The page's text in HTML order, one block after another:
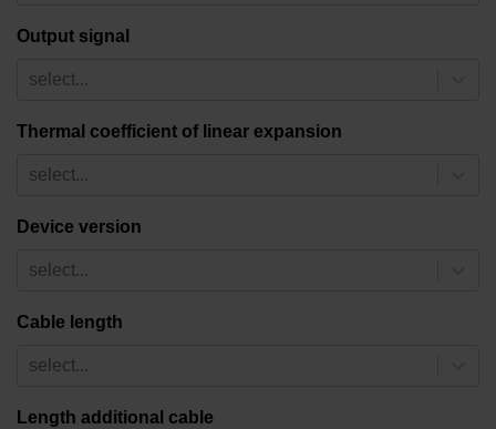
Output signal
select...
Thermal coefficient of linear expansion
select...
Device version
select...
Cable length
select...
Length additional cable